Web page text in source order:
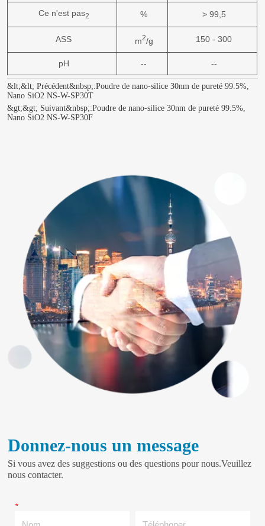
Ce n'est pas2 % > 99,5
ASS m2/g 150 - 300
pH -- --
&lt;&lt; Précédent&nbsp;:Poudre de nano-silice 30nm de pureté 99.5%,
Nano SiO2 NS-W-SP30T
&gt;&gt; Suivant&nbsp;:Poudre de nano-silice 30nm de pureté 99.5%,
Nano SiO2 NS-W-SP30F
Donnez-nous un message
Si vous avez des suggestions ou des questions pour nous.Veuillez
nous contacter.
*Nom